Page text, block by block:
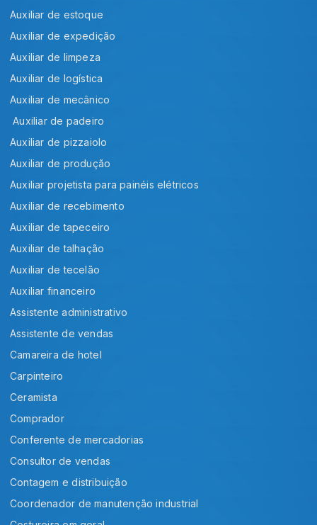
Auxiliar de estoque
Auxiliar de expedição
Auxiliar de limpeza
Auxiliar de logística
Auxiliar de mecânico
Auxiliar de padeiro
Auxiliar de pizzaiolo
Auxiliar de produção
Auxiliar projetista para painéis elétricos
Auxiliar de recebimento
Auxiliar de tapeceiro
Auxiliar de talhação
Auxiliar de tecelão
Auxiliar financeiro
Assistente administrativo
Assistente de vendas
Camareira de hotel
Carpinteiro
Ceramista
Comprador
Conferente de mercadorias
Consultor de vendas
Contagem e distribuição
Coordenador de manutenção industrial